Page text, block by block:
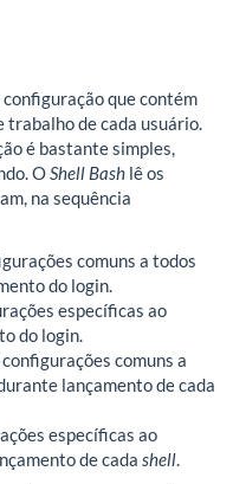
que contém
trabalho de cada usuário.
é bastante simples,
OShell Bash lê os
na sequência
comuns a todos
do login.
específicas ao
do login.
comuns a
lançamento de cada
específicas ao
de cada shell.